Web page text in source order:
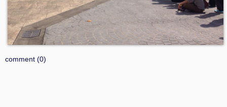
comment (0)